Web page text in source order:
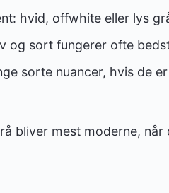
hvid, offwhite eller lys
og sort fungerer ofte
sorte nuancer, hvis de
bliver mest moderne,